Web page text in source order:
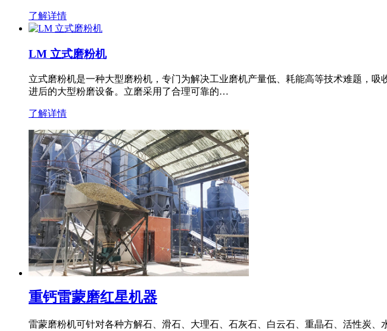
了解详情
LM 立式磨粉机
立式磨粉机是一种大型磨粉机，专门为解决工业磨机产量低、耗能高等技术难题，
进后的大型粉磨设备。立磨采用了合理可靠的…
了解详情
重钙雷蒙磨红星机器
雷蒙磨粉机可针对各种方解石、滑石、大理石、石灰石、白云石、重晶石、活性炭